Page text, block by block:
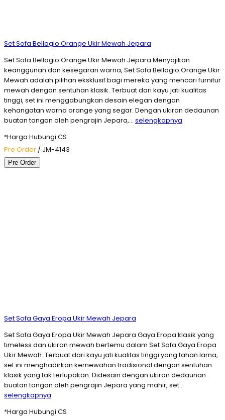
Set Sofa Bellagio Orange Ukir Mewah Jepara
Set Sofa Bellagio Orange Ukir Mewah Jepara Menyajikan
keanggunan dan kesegaran warna, Set Sofa Bellagio Orange Ukir
Mewah adalah pilihan eksklusif bagi mereka yang mencari furnitur
mewah dengan sentuhan klasik. Terbuat dari kayu jati kualitas
tinggi, set ini menggabungkan desain elegan dengan
kehangatan warna orange yang segar. Dengan ukiran dedaunan
buatan tangan oleh pengrajin Jepara,… selengkapnya
*Harga Hubungi CS
Pre Order / JM-4143
Pre Order
Set Sofa Gaya Eropa Ukir Mewah Jepara
Set Sofa Gaya Eropa Ukir Mewah Jepara Gaya Eropa klasik yang
timeless dan ukiran mewah bertemu dalam Set Sofa Gaya Eropa
Ukir Mewah. Terbuat dari kayu jati kualitas tinggi yang tahan lama,
set ini menghadirkan kemewahan tradisional dengan sentuhan
klasik yang tak terlupakan. Didesain dengan ukiran dedaunan
buatan tangan oleh pengrajin Jepara yang mahir, set…
selengkapnya
*Harga Hubungi CS